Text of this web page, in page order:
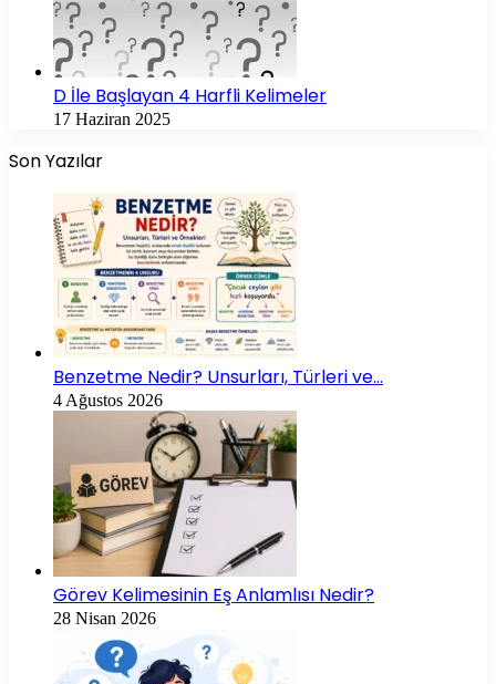
D İle Başlayan 4 Harfli Kelimeler
17 Haziran 2025
Son Yazılar
Benzetme Nedir? Unsurları, Türleri ve…
4 Ağustos 2026
Görev Kelimesinin Eş Anlamlısı Nedir?
28 Nisan 2026